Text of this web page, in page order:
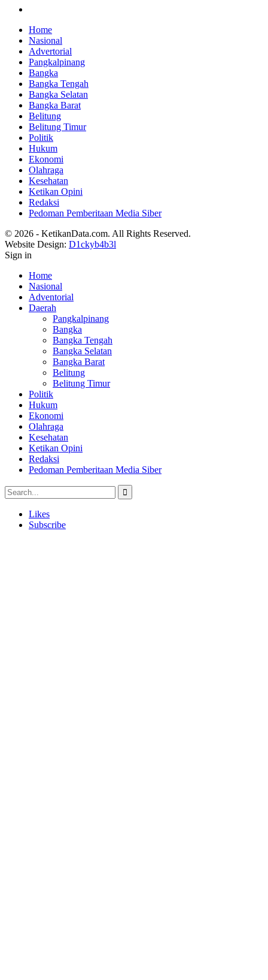
Home
Nasional
Advertorial
Pangkalpinang
Bangka
Bangka Tengah
Bangka Selatan
Bangka Barat
Belitung
Belitung Timur
Politik
Hukum
Ekonomi
Olahraga
Kesehatan
Ketikan Opini
Redaksi
Pedoman Pemberitaan Media Siber
© 2026 - KetikanData.com. All Rights Reserved.
Website Design: D1ckyb4b3l
Sign in
Home
Nasional
Adventorial
Daerah
Pangkalpinang
Bangka
Bangka Tengah
Bangka Selatan
Bangka Barat
Belitung
Belitung Timur
Politik
Hukum
Ekonomi
Olahraga
Kesehatan
Ketikan Opini
Redaksi
Pedoman Pemberitaan Media Siber
Likes
Subscribe